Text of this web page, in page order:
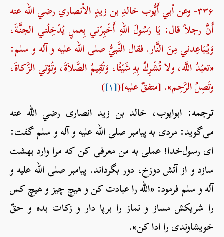
۳۳۶- وعن أبي أَيُّوب خالدِ بن زيدٍ الأنصاري رضي الله عنه
أَنَّ رجلاً قال: يَا رَسُولَ اللهِ أَخْبِرْني بِعملٍ يُدْخِلُني الجنَّةَ،
وَيُبَاعِدني مِنَ النَّار. فقال النَّبيُّ صلی الله علیه و آله و سلم:
«تعبُدُ اللَّه، ولا تُشْرِكُ بِهِ شَيْئًا، وَتُقِيمُ الصَّلاَةَ، وتُؤتي الزَّكاةَ،
وتَصِلُ الرَّحِم». [متفقٌ عليه]([۱] )
ترجمه: ابوایوب، خالد بن زید انصاری رضي الله عنه
می‌گوید: مردی به پیامبر صلی الله علیه و آله و سلم گفت:
ای رسول‌خدا! عملی به من معرفی کن که مرا وارد بهشت
سازد و از آتش دوزخ، دور بگرداند. پیامبر صلی الله علیه و
آله و سلم فرمود: «الله را عبادت کن و هیچ چیز و هیچ کس
را شریکش مساز و نماز را برپا دار و زکات بده و حقّ
خویشاوندی را ادا کن».